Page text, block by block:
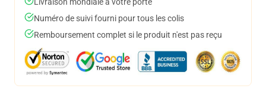
Numéro de suivi fourni pour tous les colis
Remboursement complet si le produit n'est pas reçu